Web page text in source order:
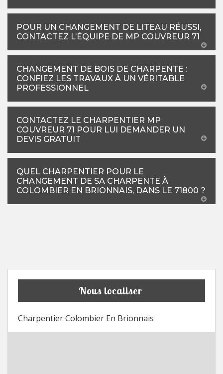
POUR UN CHANGEMENT DE LITEAU RÉUSSI,
CONTACTEZ L’ÉQUIPE DE MP COUVREUR 71
CHANGEMENT DE BOIS DE CHARPENTE :
CONFIEZ LES TRAVAUX À UN VÉRITABLE
PROFESSIONNEL
CONTACTEZ LE CHARPENTIER MP
COUVREUR 71 POUR LUI DEMANDER UN
DEVIS GRATUIT
QUEL CHARPENTIER POUR LE
CHANGEMENT DE SA CHARPENTE À
COLOMBIER EN BRIONNAIS, DANS LE 71800 ?
Nous localiser
Charpentier Colombier En Brionnais